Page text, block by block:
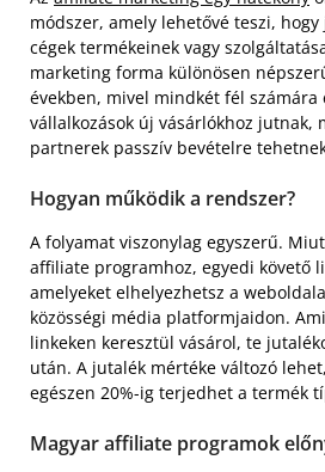
módszer, amely lehetővé teszi,
cégek termékeinek vagy
marketing forma különösen
években, mivel mindkét fél számára
vállalkozások új vásárlókhoz jutnak,
partnerek passzív bevételre
Hogyan működik a rendszer?
A folyamat viszonylag egyszerű.
affiliate programhoz, egyedi követő
amelyeket elhelyezhetsz a
közösségi média platformjaidon.
linkeken keresztül vásárol, te
után. A jutalék mértéke változó
egészen 20%-ig terjedhet a termék
Magyar affiliate programok